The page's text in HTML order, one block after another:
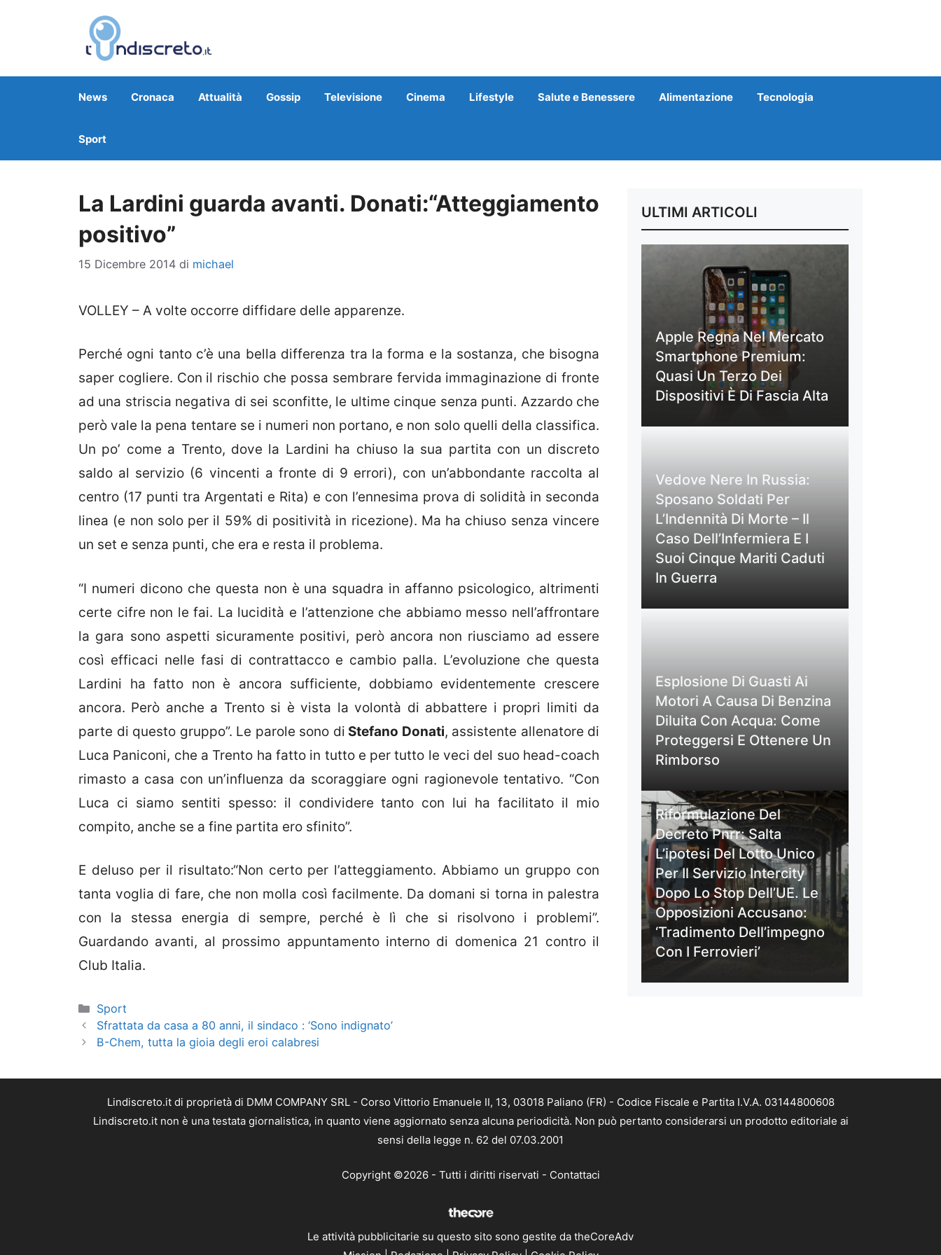
News Cronaca Attualità Gossip Televisione Cinema Lifestyle Salute e Benessere Alimentazione Tecnologia
Sport
La Lardini guarda avanti. Donati:“Atteggiamento
positivo”
15 Dicembre 2014 di michael
VOLLEY – A volte occorre diffidare delle apparenze.
Perché ogni tanto c’è una bella differenza tra la forma e la sostanza, che bisogna
saper cogliere. Con il rischio che possa sembrare fervida immaginazione di fronte
ad una striscia negativa di sei sconfitte, le ultime cinque senza punti. Azzardo che
però vale la pena tentare se i numeri non portano, e non solo quelli della classifica.
Un po’ come a Trento, dove la Lardini ha chiuso la sua partita con un discreto
saldo al servizio (6 vincenti a fronte di 9 errori), con un’abbondante raccolta al
centro (17 punti tra Argentati e Rita) e con l’ennesima prova di solidità in seconda
linea (e non solo per il 59% di positività in ricezione). Ma ha chiuso senza vincere
un set e senza punti, che era e resta il problema.
“I numeri dicono che questa non è una squadra in affanno psicologico, altrimenti
certe cifre non le fai. La lucidità e l’attenzione che abbiamo messo nell’affrontare
la gara sono aspetti sicuramente positivi, però ancora non riusciamo ad essere
così efficaci nelle fasi di contrattacco e cambio palla. L’evoluzione che questa
Lardini ha fatto non è ancora sufficiente, dobbiamo evidentemente crescere
ancora. Però anche a Trento si è vista la volontà di abbattere i propri limiti da
parte di questo gruppo”. Le parole sono di Stefano Donati, assistente allenatore di
Luca Paniconi, che a Trento ha fatto in tutto e per tutto le veci del suo head-coach
rimasto a casa con un’influenza da scoraggiare ogni ragionevole tentativo. “Con
Luca ci siamo sentiti spesso: il condividere tanto con lui ha facilitato il mio
compito, anche se a fine partita ero sfinito”.
E deluso per il risultato:“Non certo per l’atteggiamento. Abbiamo un gruppo con
tanta voglia di fare, che non molla così facilmente. Da domani si torna in palestra
con la stessa energia di sempre, perché è lì che si risolvono i problemi”.
Guardando avanti, al prossimo appuntamento interno di domenica 21 contro il
Club Italia.
Categorie
Sport
Sfrattata da casa a 80 anni, il sindaco : ‘Sono indignato’
B-Chem, tutta la gioia degli eroi calabresi
ULTIMI ARTICOLI
Apple Regna Nel Mercato
Smartphone Premium:
Quasi Un Terzo Dei
Dispositivi È Di Fascia Alta
Vedove Nere In Russia:
Sposano Soldati Per
L’Indennità Di Morte – Il
Caso Dell’Infermiera E I
Suoi Cinque Mariti Caduti
In Guerra
Esplosione Di Guasti Ai
Motori A Causa Di Benzina
Diluita Con Acqua: Come
Proteggersi E Ottenere Un
Rimborso
Riformulazione Del
Decreto Pnrr: Salta
L’ipotesi Del Lotto Unico
Per Il Servizio Intercity
Dopo Lo Stop Dell’UE. Le
Opposizioni Accusano:
‘Tradimento Dell’impegno
Con I Ferrovieri’
Lindiscreto.it di proprietà di DMM COMPANY SRL - Corso Vittorio Emanuele II, 13, 03018 Paliano (FR) - Codice Fiscale e Partita I.V.A. 03144800608
Lindiscreto.it non è una testata giornalistica, in quanto viene aggiornato senza alcuna periodicità. Non può pertanto considerarsi un prodotto editoriale ai
sensi della legge n. 62 del 07.03.2001
Copyright ©2026 - Tutti i diritti riservati - Contattaci
Le attività pubblicitarie su questo sito sono gestite da theCoreAdv